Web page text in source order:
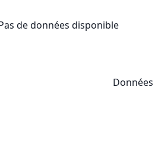
de données disponible
Données